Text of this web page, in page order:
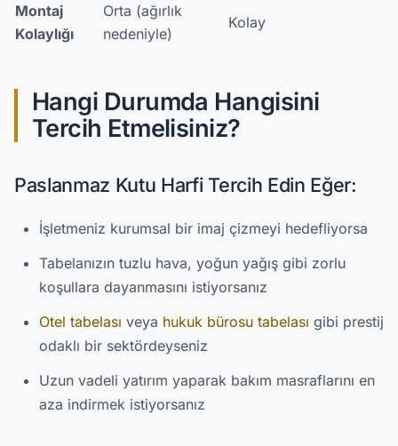
Montaj
Kolaylığı
Orta (ağırlık
nedeniyle)
Kolay
Hangi Durumda Hangisini
Tercih Etmelisiniz?
Paslanmaz Kutu Harfi Tercih Edin Eğer:
İşletmeniz kurumsal bir imaj çizmeyi hedefliyorsa
Tabelanızın tuzlu hava, yoğun yağış gibi zorlu
koşullara dayanmasını istiyorsanız
Otel tabelası veya hukuk bürosu tabelası gibi prestij
odaklı bir sektördeyseniz
Uzun vadeli yatırım yaparak bakım masraflarını en
aza indirmek istiyorsanız